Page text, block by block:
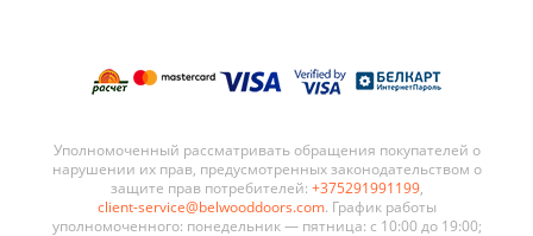
Уполномоченный рассматривать обращения покупателей о
нарушении их прав, предусмотренных законодательством о
защите прав потребителей: +375291991199,
client-service@belwooddoors.com. График работы
уполномоченного: понедельник — пятница: с 10:00 до 19:00;